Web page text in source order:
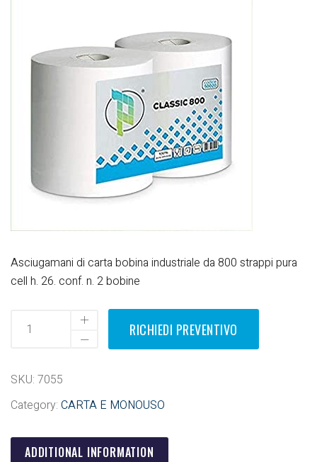
Asciugamani di carta bobina industriale da 800 strappi pura
cell h. 26. conf. n. 2 bobine
RICHIEDI PREVENTIVO
SKU: 7055
Category: CARTA E MONOUSO
ADDITIONAL INFORMATION